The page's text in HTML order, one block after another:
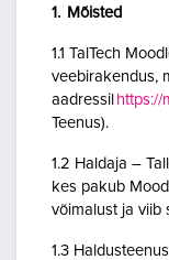
1. Mõisted
1.1 TalTech
veebirakendus,
aadressil https://
Teenus).
1.2 Haldaja –
kes pakub
võimalust ja viib
1.3